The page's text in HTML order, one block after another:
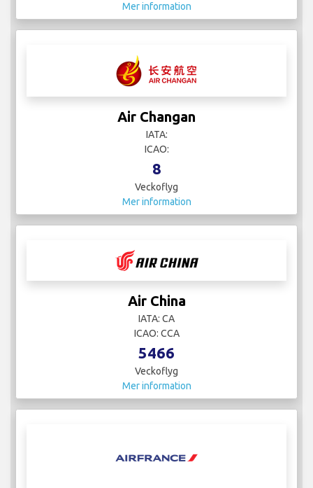
Mer information
Air Changan
IATA:
ICAO:
8
Veckoflyg
Mer information
Air China
IATA: CA
ICAO: CCA
5466
Veckoflyg
Mer information